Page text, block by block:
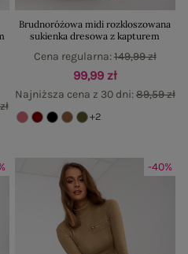
Brudnoróżowa midi rozkloszowana
sukienka dresowa z kapturem
99,99 zł
Najniższa cena z 30 dni:89,59 zł
Cena regularna:149,99 zł
+2
-40%